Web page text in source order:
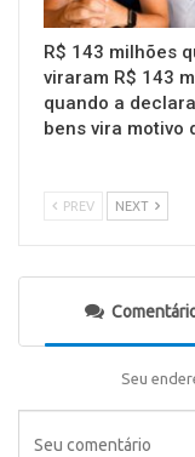
R$ 143 milhões
viraram R$ 143
quando a
bens vira motivo
PREV NEXT
Seu